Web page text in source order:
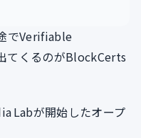
でVerifiable
てくるのがBlockCerts
Labが開始したオープ